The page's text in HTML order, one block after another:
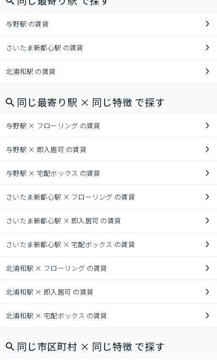
与野駅 の賃貸
さいたま新都心駅 の賃貸
北浦和駅 の賃貸
同じ最寄り駅 × 同じ特徴 で探す
与野駅 × フローリング の賃貸
与野駅 × 即入居可 の賃貸
与野駅 × 宅配ボックス の賃貸
さいたま新都心駅 × フローリング の賃貸
さいたま新都心駅 × 即入居可 の賃貸
さいたま新都心駅 × 宅配ボックス の賃貸
北浦和駅 × フローリング の賃貸
北浦和駅 × 即入居可 の賃貸
北浦和駅 × 宅配ボックス の賃貸
同じ市区町村 × 同じ特徴 で探す